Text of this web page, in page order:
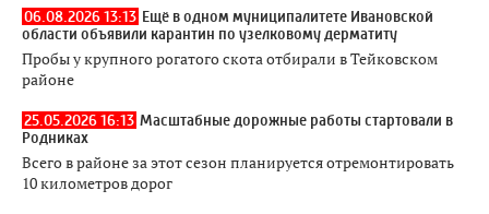
06.08.2026 13:13 Ещё в одном муниципалитете Ивановской
области объявили карантин по узелковому дерматиту
Пробы у крупного рогатого скота отбирали в Тейковском
районе
25.05.2026 16:13 Масштабные дорожные работы стартовали в
Родниках
Всего в районе за этот сезон планируется отремонтировать
10 километров дорог